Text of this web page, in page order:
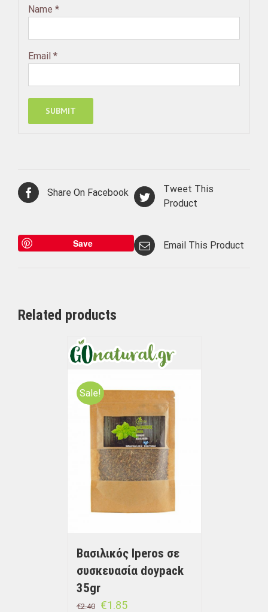
Name *
Email *
Share On Facebook
Tweet This
Product
Save Email This Product
Related products
Sale!
Βασιλικός Iperos σε
συσκευασία doypack
35gr
€2.40 €1.85